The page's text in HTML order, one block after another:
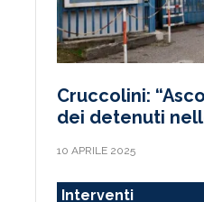
Cruccolini:
dei detenuti
10 APRILE 2025
Interventi